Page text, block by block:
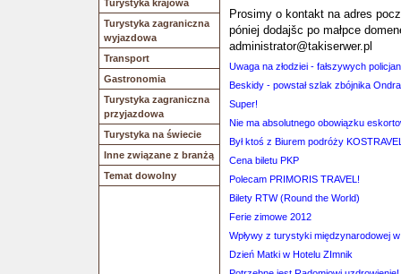
Turystyka krajowa
Turystyka zagraniczna
wyjazdowa
Transport
Gastronomia
Turystyka zagraniczna
przyjazdowa
Turystyka na świecie
Inne związane z branżą
Temat dowolny
Prosimy o kontakt na adres
póniej dodajšc po małpce
administrator@takiserwer.pl
Uwaga na złodziei - fałszywych
Beskidy - powstał szlak zbójnika
Super!
Nie ma absolutnego obowiązku
Był ktoś z Biurem podróży
Cena biletu PKP
Polecam PRIMORIS TRAVEL!
Bilety RTW (Round the World)
Ferie zimowe 2012
Wpływy z turystyki międzynarodowej
Dzień Matki w Hotelu ZImnik